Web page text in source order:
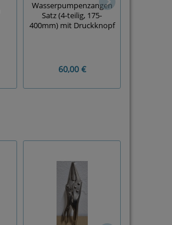
Wasserpumpenzangen
Satz (4-teilig, 175-
400mm) mit Druckknopf
60,00 €